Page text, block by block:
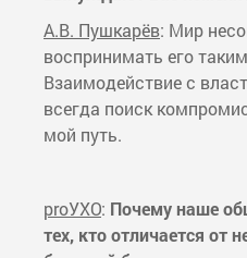
А.В. Пушкарёв: Мир
воспринимать его
Взаимодействие с
всегда поиск
мой путь.
proУХО: Почему наше
тех, кто отличается от